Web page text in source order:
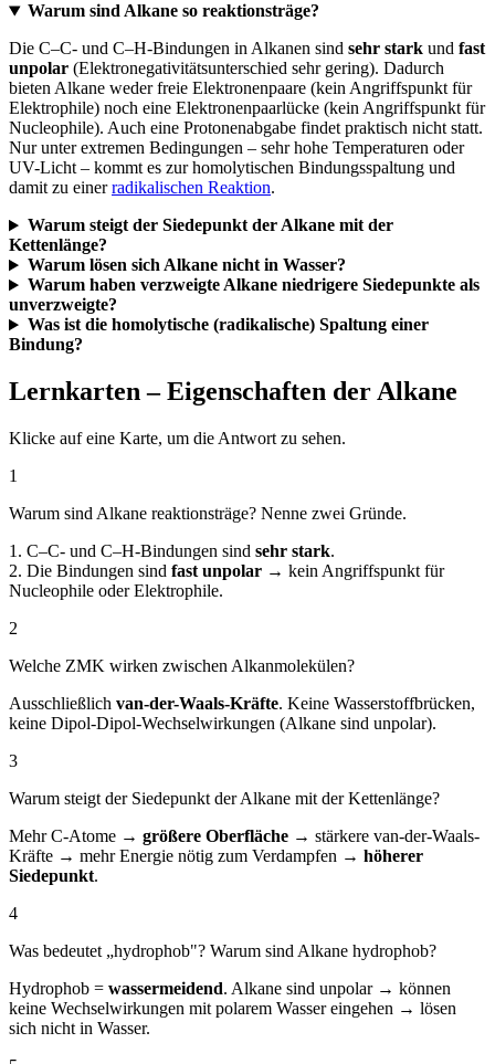
Warum sind Alkane so reaktionsträge?
Die C–C- und C–H-Bindungen in Alkanen sind sehr stark und fast
unpolar (Elektronegativitätsunterschied sehr gering). Dadurch
bieten Alkane weder freie Elektronenpaare (kein Angriffspunkt für
Elektrophile) noch eine Elektronenpaarlücke (kein Angriffspunkt für
Nucleophile). Auch eine Protonenabgabe findet praktisch nicht statt.
Nur unter extremen Bedingungen – sehr hohe Temperaturen oder
UV-Licht – kommt es zur homolytischen Bindungsspaltung und
damit zu einerradikalischen Reaktion.
Warum steigt der Siedepunkt der Alkane mit der
Kettenlänge?
Warum lösen sich Alkane nicht in Wasser?
Warum haben verzweigte Alkane niedrigere Siedepunkte als
unverzweigte?
Was ist die homolytische (radikalische) Spaltung einer
Bindung?
Lernkarten – Eigenschaften der Alkane
Klicke auf eine Karte, um die Antwort zu sehen.
1
Warum sind Alkane reaktionsträge? Nenne zwei Gründe.
1. C–C- und C–H-Bindungen sind sehr stark.
2. Die Bindungen sind fast unpolar → kein Angriffspunkt für
Nucleophile oder Elektrophile.
2
Welche ZMK wirken zwischen Alkanmolekülen?
Ausschließlich van-der-Waals-Kräfte. Keine Wasserstoffbrücken,
keine Dipol-Dipol-Wechselwirkungen (Alkane sind unpolar).
3
Warum steigt der Siedepunkt der Alkane mit der Kettenlänge?
Mehr C-Atome → größere Oberfläche → stärkere van-der-Waals-
Kräfte → mehr Energie nötig zum Verdampfen → höherer
Siedepunkt.
4
Was bedeutet „hydrophob"? Warum sind Alkane hydrophob?
Hydrophob = wassermeidend. Alkane sind unpolar → können
keine Wechselwirkungen mit polarem Wasser eingehen → lösen
sich nicht in Wasser.